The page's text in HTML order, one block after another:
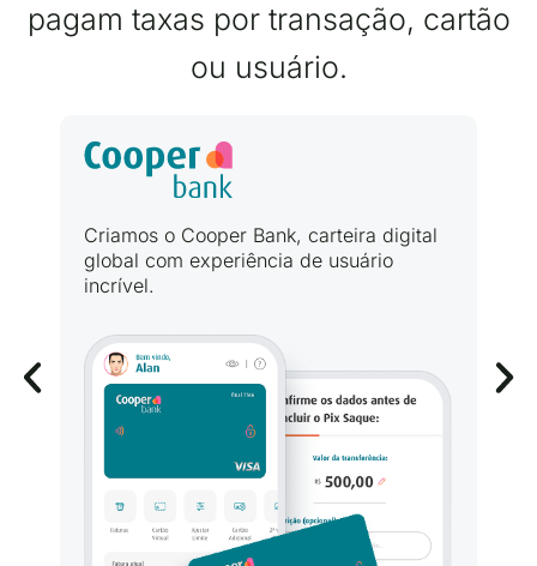
pagam taxas por transação, cartão
ou usuário.
Criamos o Cooper Bank, carteira digital
global com experiência de usuário
incrível.